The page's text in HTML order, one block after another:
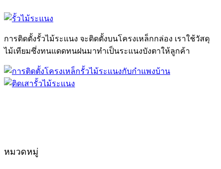
การติดตั้งรั้วไม้ระแนง จะติดตั้งบนโครงเหล็กกล่อง เราใช้วัสดุ
ไม้เทียมซึ่งทนแดดทนฝนมาทำเป็นระแนงบังตาให้ลูกค้า
หมวดหมู่